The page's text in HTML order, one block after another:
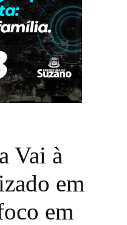
Vai à
em
em